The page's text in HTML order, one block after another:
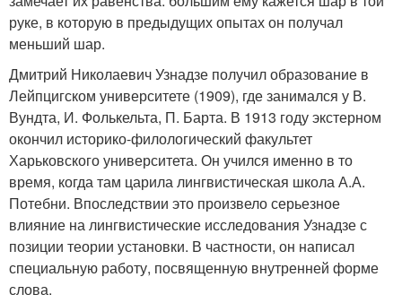
руке, в которую в предыдущих опытах он получал
меньший шар.
Дмитрий Николаевич Узнадзе получил образование в
Лейпцигском университете (1909), где занимался у В.
Вундта, И. Фолькельта, П. Барта. В 1913 году экстерном
окончил историко-филологический факультет
Харьковского университета. Он учился именно в то
время, когда там царила лингвистическая школа А.А.
Потебни. Впоследствии это произвело серьезное
влияние на лингвистические исследования Узнадзе с
позиции теории установки. В частности, он написал
специальную работу, посвященную внутренней форме
слова.